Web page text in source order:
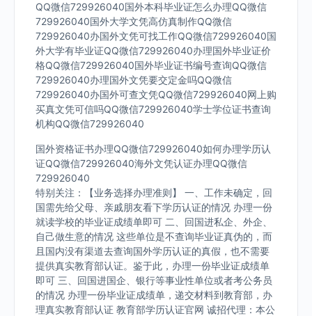
QQ微信729926040国外本科毕业证怎么办理QQ微信
729926040国外大学文凭高仿真制作QQ微信
729926040办国外文凭可找工作QQ微信729926040国
外大学有毕业证QQ微信729926040办理国外毕业证价
格QQ微信729926040国外毕业证书编号查询QQ微信
729926040办理国外文凭要交定金吗QQ微信
729926040办国外可查文凭QQ微信729926040网上购
买真文凭可信吗QQ微信729926040学士学位证书查询
机构QQ微信729926040
国外资格证书办理QQ微信729926040如何办理学历认
证QQ微信729926040海外文凭认证办理QQ微信
729926040
特别关注：【业务选择办理准则】 一、工作未确定，回
国需先给父母、亲戚朋友看下学历认证的情况 办理一份
就读学校的毕业证成绩单即可 二、回国进私企、外企、
自己做生意的情况 这些单位是不查询毕业证真伪的，而
且国内没有渠道去查询国外学历认证的真假，也不需要
提供真实教育部认证。鉴于此，办理一份毕业证成绩单
即可 三、回国进国企、银行等事业性单位或者考公务员
的情况 办理一份毕业证成绩单，递交材料到教育部，办
理真实教育部认证 教育部学历认证官网 诚招代理：本公